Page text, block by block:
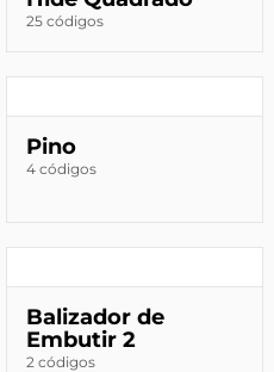
25 códigos
Pino
4 códigos
Balizador de
Embutir 2
2 códigos